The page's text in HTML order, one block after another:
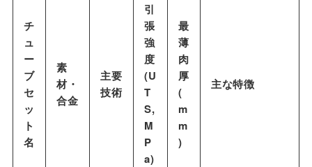
チ
ュ
ー
ブ
セ
ッ
ト
名
素
材・
合金
主要
技術
引
張
強
度
(U
T
S,
M
P
a)
最
薄
肉
厚
(
m
m
)
主な特徴